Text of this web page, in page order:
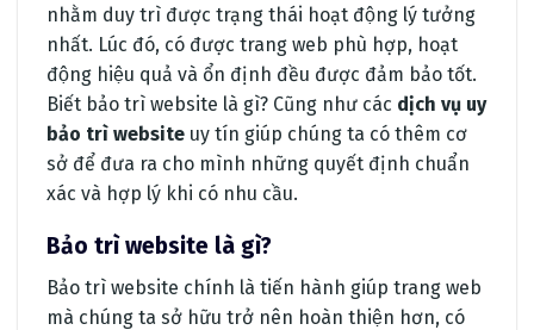
nhằm duy trì được trạng thái hoạt động lý tưởng
nhất. Lúc đó, có được trang web phù hợp, hoạt
động hiệu quả và ổn định đều được đảm bảo tốt.
Biết bảo trì website là gì? Cũng như các dịch vụ uy
bảo trì website uy tín giúp chúng ta có thêm cơ
sở để đưa ra cho mình những quyết định chuẩn
xác và hợp lý khi có nhu cầu.
Bảo trì website là gì?
Bảo trì website chính là tiến hành giúp trang web
mà chúng ta sở hữu trở nên hoàn thiện hơn, có